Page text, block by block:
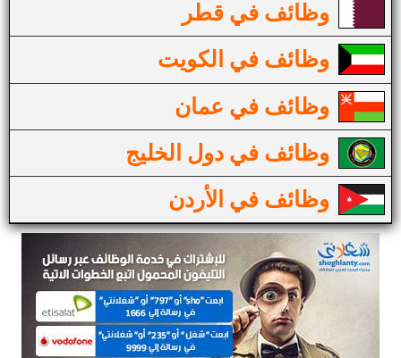
وظائف في قطر
وظائف في الكويت
وظائف في عمان
وظائف في دول الخليج
وظائف في الأردن